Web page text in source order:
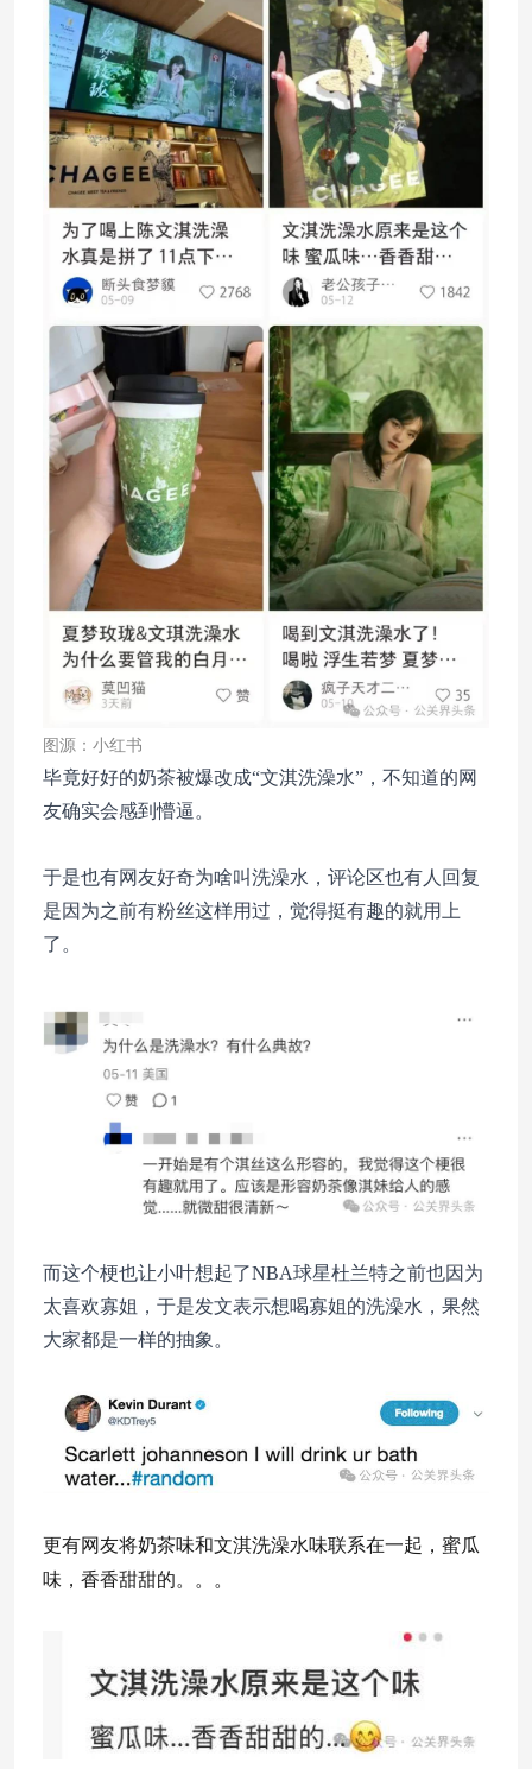
图源：小红书
毕竟好好的奶茶被爆改成“文淇洗澡水”，不知道的网
友确实会感到懵逼。
于是也有网友好奇为啥叫洗澡水，评论区也有人回复
是因为之前有粉丝这样用过，觉得挺有趣的就用上
了。
而这个梗也让小叶想起了NBA球星杜兰特之前也因为
太喜欢寡姐，于是发文表示想喝寡姐的洗澡水，果然
大家都是一样的抽象。
更有网友将奶茶味和文淇洗澡水味联系在一起，蜜瓜
味，香香甜甜的。。。